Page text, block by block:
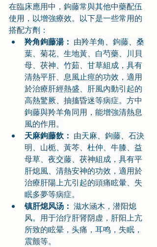
在臨床應用中，鉤藤常與其他中藥配伍
使用，以增強療效。以下是一些常用的
搭配方劑：
羚角鉤藤湯： 由羚羊角、鉤藤、桑
葉、菊花、生地黃、白芍藥、川貝
母、茯神、竹茹、甘草組成，具有
清熱平肝、息風止痙的功效，適用
於治療肝經熱盛、肝風內動引起的
高熱驚厥、抽搐昏迷等病症。方中
鉤藤與羚羊角同用，能增強清熱息
風的作用。
天麻鉤藤飲： 由天麻、鉤藤、石決
明、山栀、黃芩、杜仲、牛膝、益
母草、夜交藤、茯神組成，具有平
肝熄風、清熱安神的功效，適用於
治療肝陽上亢引起的頭痛眩暈、失
眠多夢等病症。
镇肝熄风汤： 滋水涵木，潜阳熄
风。用于治疗肝肾阴虚，肝阳上亢
所致的眩晕，头痛，耳鸣，失眠，
震颤等。